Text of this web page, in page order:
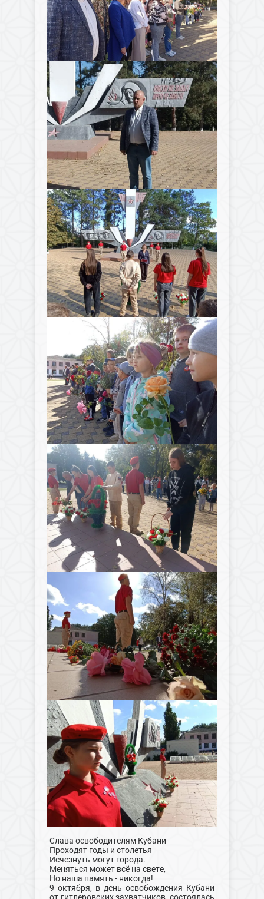
Слава освободителям Кубани
Проходят годы и столетья
Исчезнуть могут города.
Меняться может всё на свете,
Но наша память - никогда!
9 октября, в день освобождения Кубани